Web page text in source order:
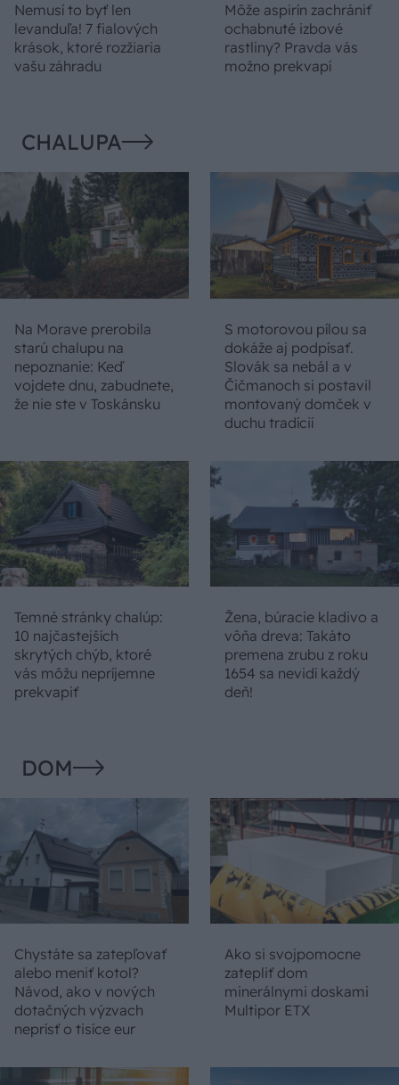
Nemusí to byť len
levanduľa! 7 fialových
krások, ktoré rozžiaria
vašu záhradu
Môže aspirín zachrániť
ochabnuté izbové
rastliny? Pravda vás
možno prekvapí
CHALUPA
Na Morave prerobila
starú chalupu na
nepoznanie: Keď
vojdete dnu, zabudnete,
že nie ste v Toskánsku
S motorovou pílou sa
dokáže aj podpísať.
Slovák sa nebál a v
Čičmanoch si postavil
montovaný domček v
duchu tradícií
Temné stránky chalúp:
10 najčastejších
skrytých chýb, ktoré
vás môžu nepríjemne
prekvapiť
Žena, búracie kladivo a
vôňa dreva: Takáto
premena zrubu z roku
1654 sa nevidí každý
deň!
DOM
Chystáte sa zatepľovať
alebo meniť kotol?
Návod, ako v nových
dotačných výzvach
neprísť o tisíce eur
Ako si svojpomocne
zatepliť dom
minerálnymi doskami
Multipor ETX